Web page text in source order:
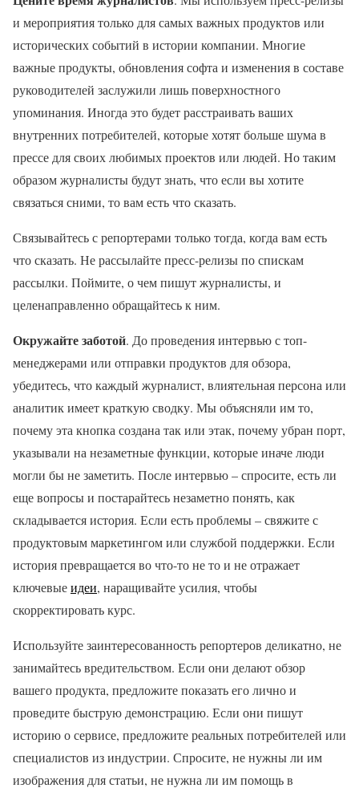
и мероприятия только для самых важных продуктов или
исторических событий в истории компании. Многие
важные продукты, обновления софта и изменения в составе
руководителей заслужили лишь поверхностного
упоминания. Иногда это будет расстраивать ваших
внутренних потребителей, которые хотят больше шума в
прессе для своих любимых проектов или людей. Но таким
образом журналисты будут знать, что если вы хотите
связаться сними, то вам есть что сказать.
Связывайтесь с репортерами только тогда, когда вам есть
что сказать. Не рассылайте пресс-релизы по спискам
рассылки. Поймите, о чем пишут журналисты, и
целенаправленно обращайтесь к ним.
Окружайте заботой. До проведения интервью с топ-
менеджерами или отправки продуктов для обзора,
убедитесь, что каждый журналист, влиятельная персона или
аналитик имеет краткую сводку. Мы объясняли им то,
почему эта кнопка создана так или этак, почему убран порт,
указывали на незаметные функции, которые иначе люди
могли бы не заметить. После интервью – спросите, есть ли
еще вопросы и постарайтесь незаметно понять, как
складывается история. Если есть проблемы – свяжите с
продуктовым маркетингом или службой поддержки. Если
история превращается во что-то не то и не отражает
ключевыеидеи, наращивайте усилия, чтобы
скорректировать курс.
Используйте заинтересованность репортеров деликатно, не
занимайтесь вредительством. Если они делают обзор
вашего продукта, предложите показать его лично и
проведите быструю демонстрацию. Если они пишут
историю о сервисе, предложите реальных потребителей или
специалистов из индустрии. Спросите, не нужны ли им
изображения для статьи, не нужна ли им помощь в